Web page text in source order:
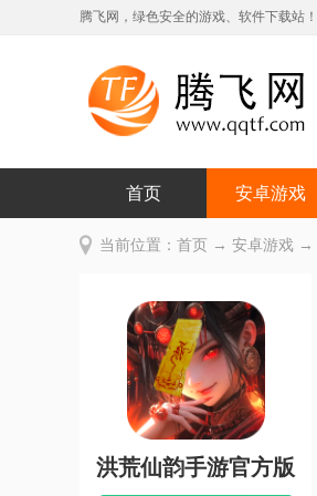
腾飞网，绿色安全的游戏、软件下载站！
首页 安卓游戏
当前位置： 首页 → 安卓游戏 →
洪荒仙韵手游官方版